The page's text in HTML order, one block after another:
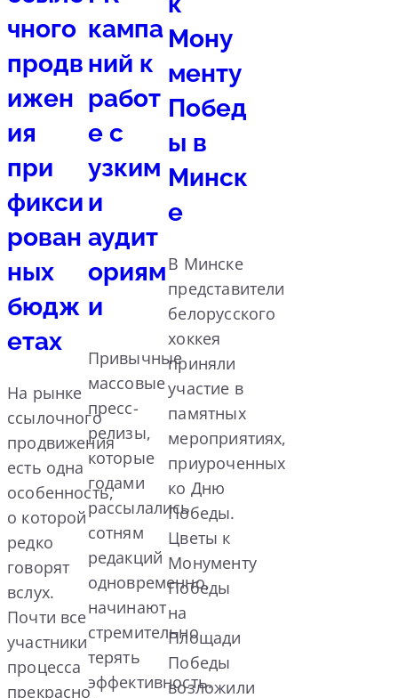
чного
продв
ижен
ия
при
фикси
рован
ных
бюдж
етах
На рынке
ссылочного
продвижения
есть одна
особенность,
о которой
редко
говорят
вслух.
Почти все
участники
процесса
прекрасно
кампа
ний к
работ
е с
узким
и
аудит
ориям
и
Привычные
массовые
пресс-
релизы,
которые
годами
рассылались
сотням
редакций
одновременно,
начинают
стремительно
терять
эффективность.
Мону
менту
Побед
ы в
Минск
е
В Минске
представители
белорусского
хоккея
приняли
участие в
памятных
мероприятиях,
приуроченных
ко Дню
Победы.
Цветы к
Монументу
Победы
на
Площади
Победы
возложили